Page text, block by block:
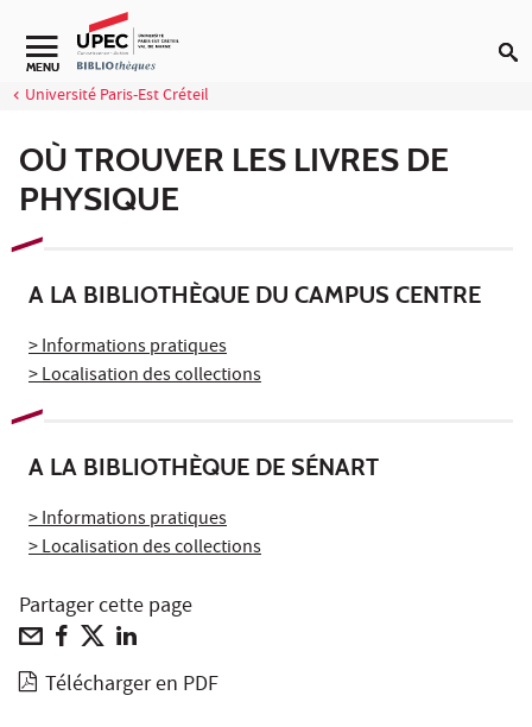
Aller au contenu
Navigation secondaire
MENU
Université Paris-Est Créteil
OÙ TROUVER LES LIVRES DE
PHYSIQUE
A LA BIBLIOTHÈQUE DU CAMPUS CENTRE
> Informations pratiques
> Localisation des collections
A LA BIBLIOTHÈQUE DE SÉNART
> Informations pratiques
> Localisation des collections
Partager cette page
Télécharger en PDF